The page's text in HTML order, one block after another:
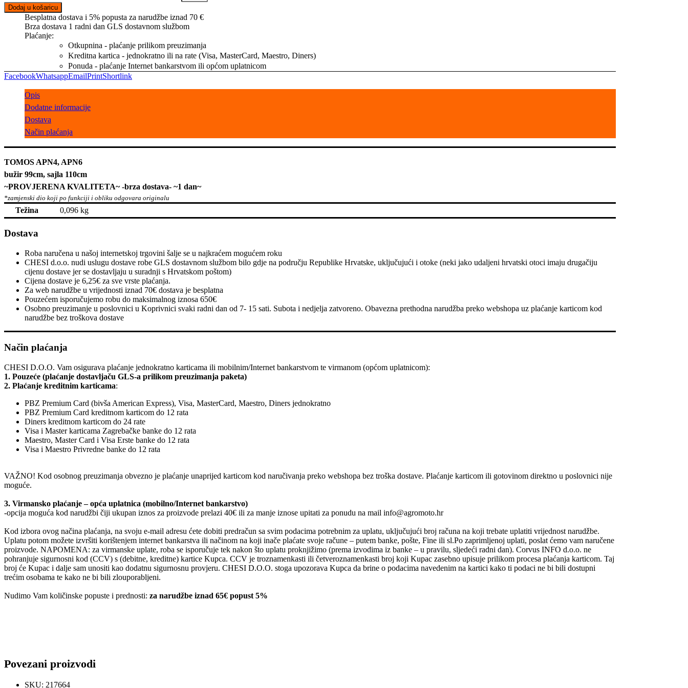
Dodaj u košaricu
Besplatna dostava i 5% popusta za narudžbe iznad 70 €
Brza dostava 1 radni dan GLS dostavnom službom
Plaćanje:
Otkupnina - plaćanje prilikom preuzimanja
Kreditna kartica - jednokratno ili na rate (Visa, MasterCard, Maestro, Diners)
Ponuda - plaćanje Internet bankarstvom ili općom uplatnicom
FacebookWhatsappEmailPrintShortlink
Opis
Dodatne informacije
Dostava
Način plaćanja
TOMOS APN4, APN6
bužir 99cm, sajla 110cm
~PROVJERENA KVALITETA~ -brza dostava- ~1 dan~
Težina 0,096 kg
Dostava
Roba naručena u našoj internetskoj trgovini šalje se u najkraćem mogućem roku
CHESI d.o.o. nudi uslugu dostave robe GLS dostavnom službom bilo gdje na području Republike Hrvatske, uključujući i otoke (neki jako udaljeni hrvatski otoci imaju drugačiju
cijenu dostave jer se dostavljaju u suradnji s Hrvatskom poštom)
Cijena dostave je 6,25€ za sve vrste plaćanja.
Za web narudžbe u vrijednosti iznad 70€ dostava je besplatna
Pouzećem isporučujemo robu do maksimalnog iznosa 650€
Osobno preuzimanje u poslovnici u Koprivnici svaki radni dan od 7- 15 sati. Subota i nedjelja zatvoreno. Obavezna prethodna narudžba preko webshopa uz plaćanje karticom kod
narudžbe bez troškova dostave
Način plaćanja
CHESI D.O.O. Vam osigurava plaćanje jednokratno karticama ili mobilnim/Internet bankarstvom te virmanom (općom uplatnicom):
1. Pouzeće (plaćanje dostavljaču GLS-a prilikom preuzimanja paketa)
2. Plaćanje kreditnim karticama:
PBZ Premium Card (bivša American Express), Visa, MasterCard, Maestro, Diners jednokratno
PBZ Premium Card kreditnom karticom do 12 rata
Diners kreditnom karticom do 24 rate
Visa i Master karticama Zagrebačke banke do 12 rata
Maestro, Master Card i Visa Erste banke do 12 rata
Visa i Maestro Privredne banke do 12 rata
VAŽNO! Kod osobnog preuzimanja obvezno je plaćanje unaprijed karticom kod naručivanja preko webshopa bez troška dostave. Plaćanje karticom ili gotovinom direktno u poslovnici nije
moguće.
3. Virmansko plaćanje – opća uplatnica (mobilno/Internet bankarstvo)
-opcija moguća kod narudžbi čiji ukupan iznos za proizvode prelazi 40€ ili za manje iznose upitati za ponudu na mail info@agromoto.hr
Kod izbora ovog načina plaćanja, na svoju e-mail adresu ćete dobiti predračun sa svim podacima potrebnim za uplatu, uključujući broj računa na koji trebate uplatiti vrijednost narudžbe.
Uplatu potom možete izvršiti korištenjem internet bankarstva ili načinom na koji inače plaćate svoje račune – putem banke, pošte, Fine ili sl.Po zaprimljenoj uplati, poslat ćemo vam naručene
proizvode. NAPOMENA: za virmanske uplate, roba se isporučuje tek nakon što uplatu proknjižimo (prema izvodima iz banke – u pravilu, sljedeći radni dan). Corvus INFO d.o.o. ne
pohranjuje sigurnosni kod (CCV) s (debitne, kreditne) kartice Kupca. CCV je troznamenkasti ili četveroznamenkasti broj koji Kupac zasebno upisuje prilikom procesa plaćanja karticom. Taj
broj će Kupac i dalje sam unositi kao dodatnu sigurnosnu provjeru. CHESI D.O.O. stoga upozorava Kupca da brine o podacima navedenim na kartici kako ti podaci ne bi bili dostupni
trećim osobama te kako ne bi bili zlouporabljeni.
Nudimo Vam količinske popuste i prednosti: za narudžbe iznad 65€ popust 5%
Povezani proizvodi
SKU: 217664